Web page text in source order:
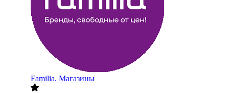
Familia. Магазины